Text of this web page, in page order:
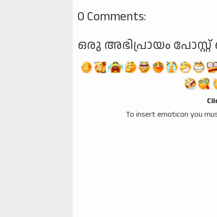
0 Comments:
ഒരു അഭിപ്രായം
To insert emoticon you